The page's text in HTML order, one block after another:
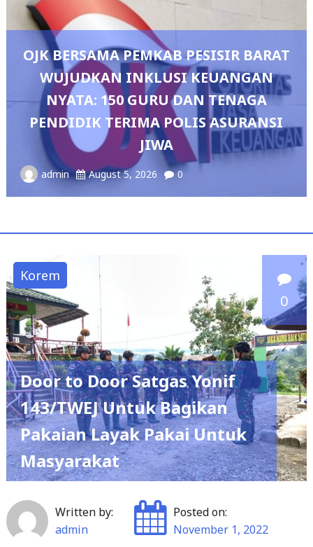
BARAT
TENAGA
ASURANSI
Pedang Pora Sambut
Sianipar, Babak Baru
Polresta Bandar
admin
Korem
0
Door to Door Satgas Yonif
143/TWEJ Untuk Bagikan
Pakaian Layak Pakai Untuk
Masyarakat
Written by:
admin
Posted on:
November 1, 2022